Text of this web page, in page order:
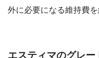
外に必要になる維持費
エスティマのグレー